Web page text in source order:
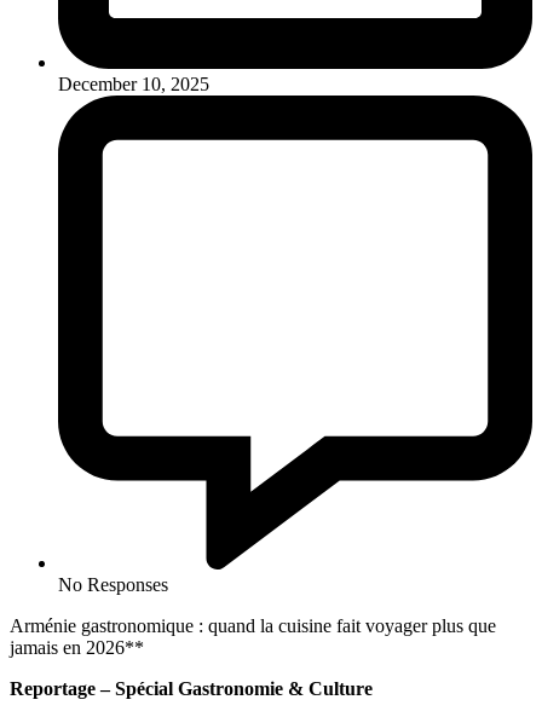
December 10, 2025
No Responses
Arménie gastronomique : quand la cuisine fait voyager plus que
jamais en 2026**
Reportage – Spécial Gastronomie & Culture